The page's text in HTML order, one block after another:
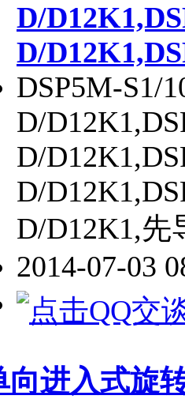
D/
D/
DSP5M-S1/
D/
D/
D/
D/D12K1,先
2014-07-03
向进入式旋